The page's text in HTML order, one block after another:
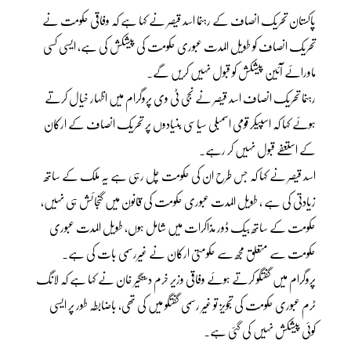
پاکستان تحریک انصاف کے رہنما اسد قیصر نے کہا ہے کہ وفاقی حکومت نے
تحریک انصاف کو طویل المدت عبوری حکومت کی پیشکش کی ہے، ایسی کسی
ماورائے آئین پیشکش کو قبول نہیں کریں گے۔
رہنما تحریک انصاف اسد قیصر نے نجی ٹی وی پروگرام میں اظہار خیال کرتے
ہوئے کہا کہ اسپیکر قومی اسمبلی سیاسی بنیادوں پر تحریک انصاف کے ارکان
کے استعفے قبول نہیں کر رہے۔
اسد قیصر نے کہا کہ جس طرح ان کی حکومت چل رہی ہے یہ ملک کے ساتھ
زیادتی کی ہے ، طویل المدت عبوری حکومت کی قانون میں گنجائش ہی نہیں،
حکومت کے ساتھ بیک ڈور مذاکرات میں شامل ہوں، طویل المدت عبوری
حکومت سے متعلق مجھ سے حکومتی ارکان نے غیررسمی بات کی ہے۔
پروگرام میں گفتگو کرتے ہوئے وفاقی وزیر خرم دستگیر خان نے کہا ہے کہ لانگ
ٹرم عبوری حکومت کی تجویز تو غیر رسمی گفتگو میں کی تھی، باضابطہ طور پر ایسی
کوئی پیشکش نہیں کی گئی ہے۔